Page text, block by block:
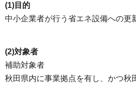
(1)目的
中小企業者が行う省エネ設備への更
(2)対象者
補助対象者
秋田県内に事業拠点を有し、かつ秋